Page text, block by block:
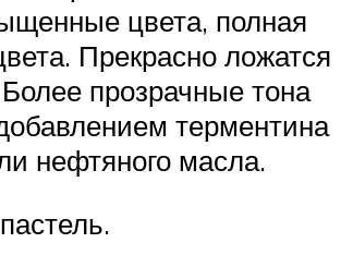
цвета, полная
Прекрасно ложатся
прозрачные тона
терментина
нефтяного масла.